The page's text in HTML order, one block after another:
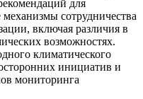
для
сотрудничества
включая различия в
возможностях.
климатического
инициатив и
мониторинга